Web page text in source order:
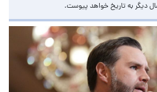
دیگر به تاریخ خواهد پیوست.